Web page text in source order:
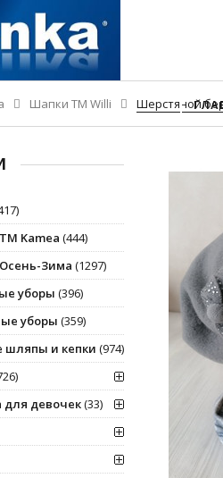
Шапки ТМ Willi Шерстяной
Kamea (444)
Зима (1297)
уборы (396)
уборы (359)
шляпы и кепки (974)
для девочек(33)